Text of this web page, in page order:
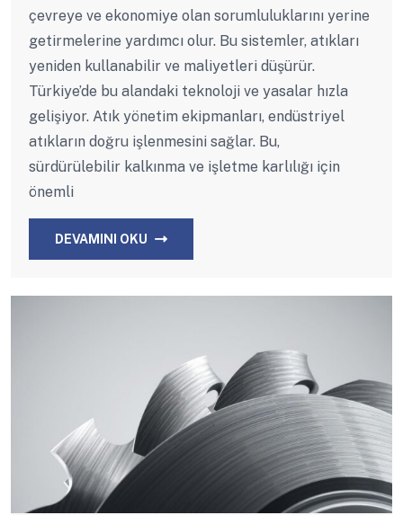
çevreye ve ekonomiye olan sorumluluklarını yerine
getirmelerine yardımcı olur. Bu sistemler, atıkları
yeniden kullanabilir ve maliyetleri düşürür.
Türkiye’de bu alandaki teknoloji ve yasalar hızla
gelişiyor. Atık yönetim ekipmanları, endüstriyel
atıkların doğru işlenmesini sağlar. Bu,
sürdürülebilir kalkınma ve işletme karlılığı için
önemli
DEVAMINI OKU